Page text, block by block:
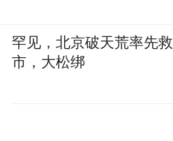
罕见，北京破天荒率先救
市，大松绑